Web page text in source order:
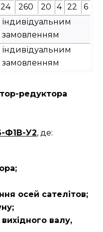
260 20 4 22 6
індивідуальним
замовленням
індивідуальним
замовленням
редуктора
Ф1В-У2, де:
осей сателітов;
валу,